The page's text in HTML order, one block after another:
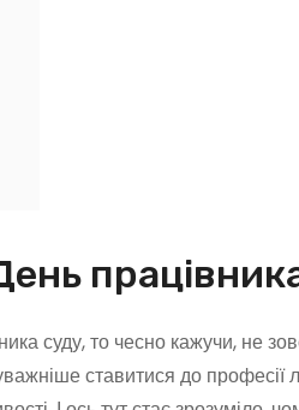
суду, то чесно кажучи, не
ставитися до